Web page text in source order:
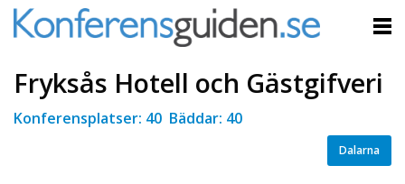
Fryksås Hotell och Gästgifveri
Konferensplatser: 40 Bäddar: 40
Dalarna